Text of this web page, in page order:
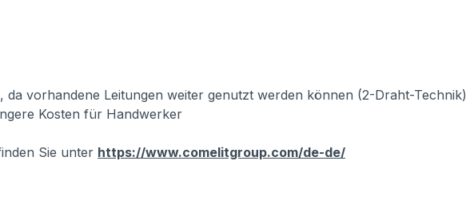
vorhandene Leitungen weiter genutzt werden können (2-Draht-Technik)
Kosten für Handwerker
Sie unter https://www.comelitgroup.com/de-de/